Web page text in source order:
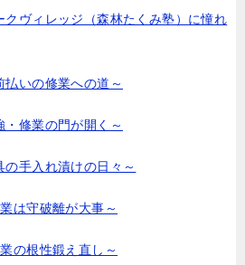
クヴィレッジ（森林たくみ塾）に憧れ
いの修業への道～
修業の門が開く～
手入れ漬けの日々～
は守破離が大事～
の根性鍛え直し～